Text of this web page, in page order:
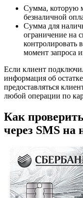
Сумма, которую
безналичной
Сумма для
ограничение на
контролировать
момент запроса
Если клиент
информация об
предоставляться
любой операции по
Как
через SMS на